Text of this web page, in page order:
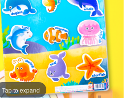
Tap to expand